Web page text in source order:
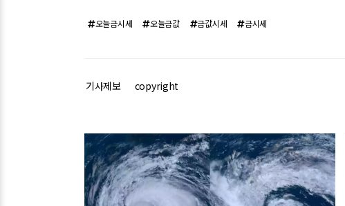
오늘금시세 오늘금값 금값시세 금시세
기사제보 copyright
관련기사